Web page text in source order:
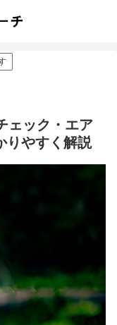
ェック・エア
りやすく解説